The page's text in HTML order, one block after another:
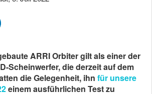
ARRI Orbiter gilt als einer der
Scheinwerfer, die derzeit auf dem
die Gelegenheit, ihn für unsere
einem ausführlichen Test zu